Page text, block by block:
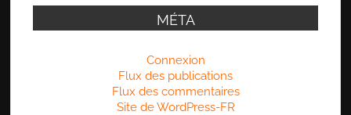
MÉTA
Connexion
Flux des publications
Flux des commentaires
Site de WordPress-FR